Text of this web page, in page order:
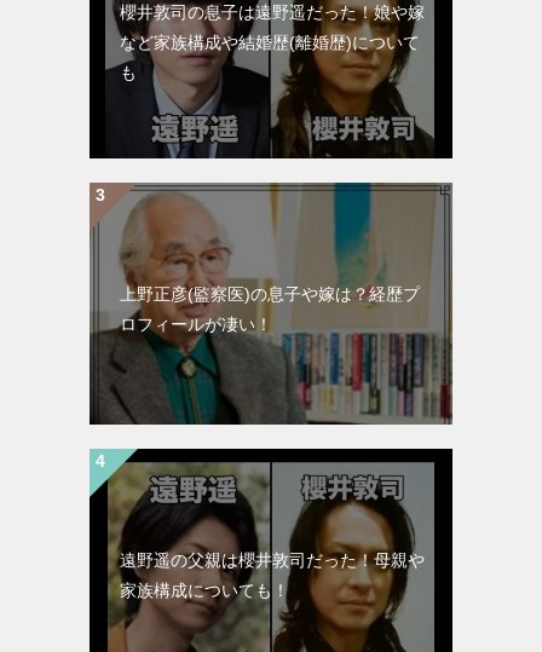
櫻井敦司の息子は遠野遥だった！娘や嫁
など家族構成や結婚歴(離婚歴)について
も
上野正彦(監察医)の息子や嫁は？経歴プ
ロフィールが凄い！
遠野遥の父親は櫻井敦司だった！母親や
家族構成についても！